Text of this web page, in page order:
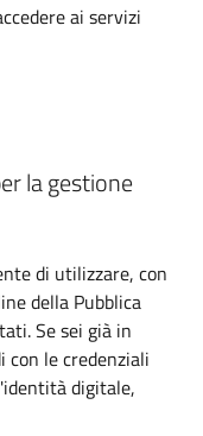
ai servizi
la gestione
di utilizzare, con
della Pubblica
Se sei già in
con le credenziali
digitale,